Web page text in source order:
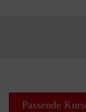
Passende